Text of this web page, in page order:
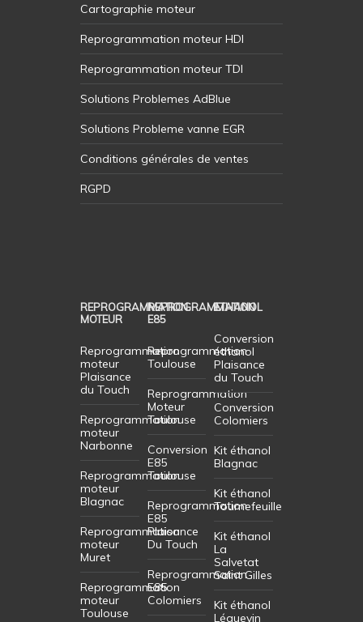
Cartographie moteur
Reprogrammation moteur HDI
Reprogrammation moteur TDI
Solutions Problemes AdBlue
Solutions Probleme vanne EGR
Conditions générales de ventes
RGPD
REPROGRAMMATION
MOTEUR
Reprogrammation
moteur
Plaisance
du Touch
Reprogrammation
moteur
Narbonne
Reprogrammation
moteur
Blagnac
Reprogrammation
moteur
Muret
Reprogrammation
moteur
Toulouse
REPROGRAMMATION
E85
Reprogrammation
Toulouse
Reprogrammation
Moteur
Toulouse
Conversion
E85
Toulouse
Reprogrammation
E85
Plaisance
Du Touch
Reprogrammation
E85
Colomiers
ETHANOL
Conversion
éthanol
Plaisance
du Touch
Conversion
Colomiers
Kit éthanol
Blagnac
Kit éthanol
Tournefeuille
Kit éthanol
La
Salvetat
Saint Gilles
Kit éthanol
Léguevin